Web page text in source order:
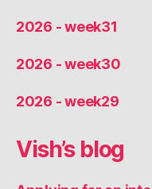
2026 - week31
2026 - week30
2026 - week29
Vish’s blog